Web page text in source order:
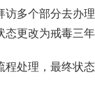
多个部分去办
态更改为戒毒三
处理，最终状